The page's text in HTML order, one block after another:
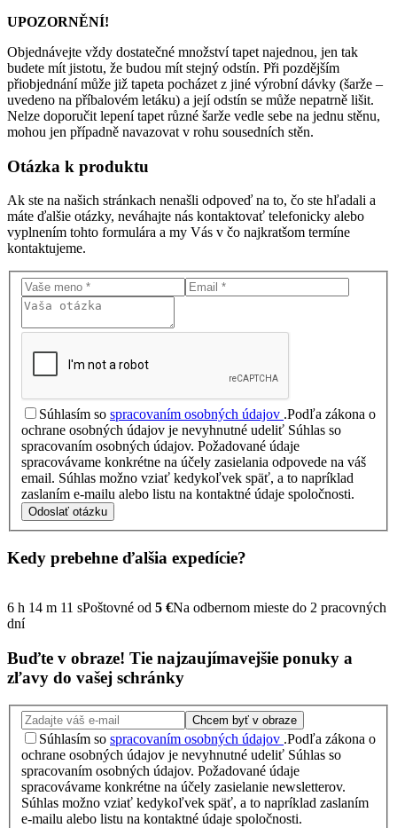
UPOZORNĚNÍ!
Objednávejte vždy dostatečné množství tapet najednou, jen tak
budete mít jistotu, že budou mít stejný odstín. Při pozdějším
přiobjednání může již tapeta pocházet z jiné výrobní dávky (šarže –
uvedeno na příbalovém letáku) a její odstín se může nepatrně lišit.
Nelze doporučit lepení tapet různé šarže vedle sebe na jednu stěnu,
mohou jen případně navazovat v rohu sousedních stěn.
Otázka k produktu
Ak ste na našich stránkach nenašli odpoveď na to, čo ste hľadali a
máte ďalšie otázky, neváhajte nás kontaktovať telefonicky alebo
vyplnením tohto formulára a my Vás v čo najkratšom termíne
kontaktujeme.
Súhlasím so spracovaním osobných údajov .Podľa zákona o
ochrane osobných údajov je nevyhnutné udeliť Súhlas so
spracovaním osobných údajov. Požadované údaje
spracovávame konkrétne na účely zasielania odpovede na váš
email. Súhlas možno vziať kedykoľvek späť, a to napríklad
zaslaním e-mailu alebo listu na kontaktné údaje spoločnosti.
Odoslať otázku
Kedy prebehne ďalšia expedície?
6 h 14 m 10 sPoštovné od5 €Na odbernom mieste do 2 pracovných
dní
Buďte v obraze! Tie najzaujímavejšie ponuky a
zľavy do vašej schránky
Chcem byť v obraze
Súhlasím so spracovaním osobných údajov .Podľa zákona o
ochrane osobných údajov je nevyhnutné udeliť Súhlas so
spracovaním osobných údajov. Požadované údaje
spracovávame konkrétne na účely zasielanie newsletterov.
Súhlas možno vziať kedykoľvek späť, a to napríklad zaslaním
e-mailu alebo listu na kontaktné údaje spoločnosti.